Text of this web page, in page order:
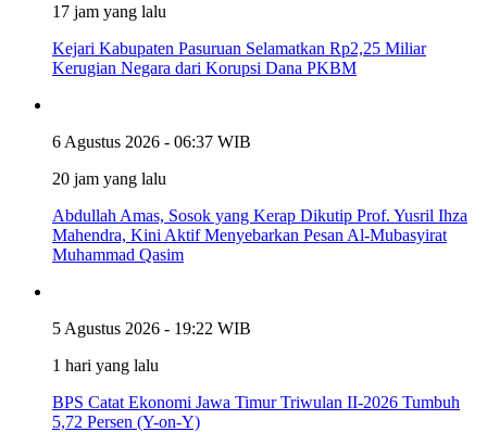
17 jam yang lalu
Kejari Kabupaten Pasuruan Selamatkan Rp2,25 Miliar
Kerugian Negara dari Korupsi Dana PKBM
6 Agustus 2026 - 06:37 WIB
20 jam yang lalu
Abdullah Amas, Sosok yang Kerap Dikutip Prof. Yusril Ihza
Mahendra, Kini Aktif Menyebarkan Pesan Al-Mubasyirat
Muhammad Qasim
5 Agustus 2026 - 19:22 WIB
1 hari yang lalu
BPS Catat Ekonomi Jawa Timur Triwulan II-2026 Tumbuh
5,72 Persen (Y-on-Y)